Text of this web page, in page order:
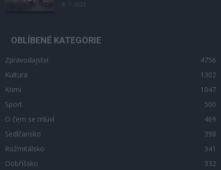
8. 7. 2023
OBLÍBENÉ KATEGORIE
Zpravodajství
4756
Kultura
1302
Krimi
1047
Sport
500
O čem se mluví
469
Sedlčansko
398
Rožmitálsko
341
Dobříšsko
332